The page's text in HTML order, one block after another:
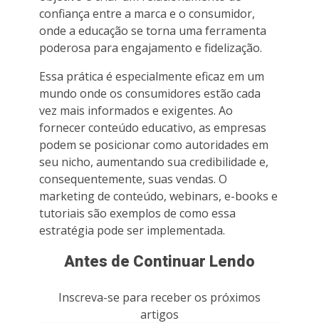
confiança entre a marca e o consumidor,
onde a educação se torna uma ferramenta
poderosa para engajamento e fidelização.
Essa prática é especialmente eficaz em um
mundo onde os consumidores estão cada
vez mais informados e exigentes. Ao
fornecer conteúdo educativo, as empresas
podem se posicionar como autoridades em
seu nicho, aumentando sua credibilidade e,
consequentemente, suas vendas. O
marketing de conteúdo, webinars, e-books e
tutoriais são exemplos de como essa
estratégia pode ser implementada.
Antes de Continuar Lendo
Inscreva-se para receber os próximos
artigos